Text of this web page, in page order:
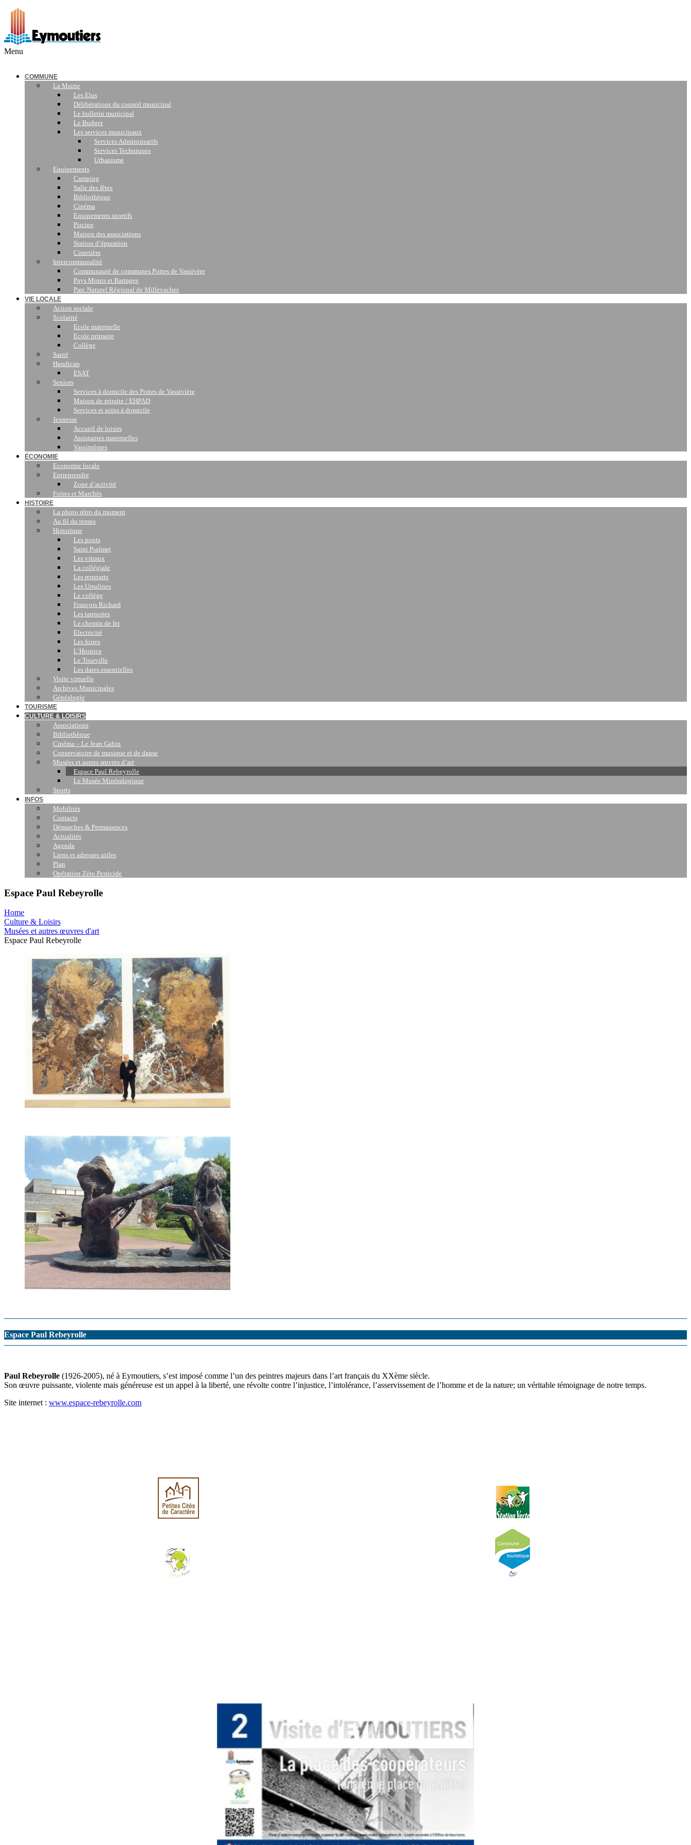
Menu
COMMUNE
La Mairie
Les Elus
Délibérations du conseil municipal
Le bulletin municipal
Le Budget
Les services municipaux
Services Administratifs
Services Techniques
Urbanisme
Equipements
Camping
Salle des fêtes
Bibliothèque
Cinéma
Equipements sportifs
Piscine
Maison des associations
Station d’épuration
Cimetière
Intercommunalité
Communauté de communes Portes de Vassivère
Pays Monts et Barrages
Parc Naturel Régional de Millevaches
VIE LOCALE
Action sociale
Scolarité
Ecole maternelle
Ecole primaire
Collège
Santé
Handicap
ESAT
Seniors
Services à domicile des Portes de Vassivière
Maison de retraite / EHPAD
Services et soins à domicile
Jeunesse
Accueil de loisirs
Assistantes maternelles
Vassimômes
ÉCONOMIE
Economie locale
Entreprendre
Zone d’activité
Foires et Marchés
HISTOIRE
La photo rétro du moment
Au fil du temps
Historique
Les ponts
Saint Psalmet
Les vitraux
La collégiale
Les remparts
Les Ursulines
Le collège
François Richard
Les tanneries
Le chemin de fer
Electricité
Les foires
L’Hospice
Le Tourville
Les dates essentielles
Visite virtuelle
Archives Municipales
Généalogie
TOURISME
CULTURE & LOISIRS
Associations
Bibliothèque
Cinéma – Le Jean Gabin
Conservatoire de musique et de danse
Musées et autres œuvres d’art
Espace Paul Rebeyrolle
Le Musée Minéralogique
Sports
INFOS
Mobilités
Contacts
Démarches & Permanences
Actualités
Agenda
Liens et adresses utiles
Plan
Opération Zéro Pesticide
Espace Paul Rebeyrolle
Home
Culture & Loisirs
Musées et autres œuvres d'art
Espace Paul Rebeyrolle
Espace Paul Rebeyrolle
Paul Rebeyrolle (1926-2005), né à Eymoutiers, s’est imposé comme l’un des peintres majeurs dans l’art français du XXème siècle.
Son œuvre puissante, violente mais généreuse est un appel à la liberté, une révolte contre l’injustice, l’intolérance, l’asservissement de l’homme et de la nature; un véritable témoignage de notre temps.
Site internet : www.espace-rebeyrolle.com